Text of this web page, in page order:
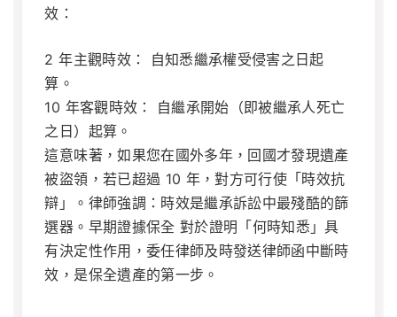
效：
2 年主觀時效：
自知悉繼承權受侵害之日起
算。
10 年客觀時效：
自繼承開始（即被繼承人死亡
之日）起算。
這意味著，如果您在國外多年，回國才發現遺產
被盜領，若已超過 10 年，對方可行使「時效抗
辯」。律師強調：時效是繼承訴訟中最殘酷的篩
選器。早期證據保全 對於證明「何時知悉」具
有決定性作用，委任律師及時發送律師函中斷時
效，是保全遺產的第一步。